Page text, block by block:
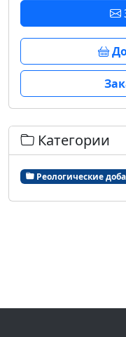
Категории
Реологические